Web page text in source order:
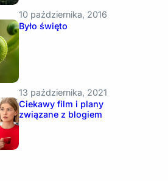
10 października, 2016
Było święto
13 października, 2021
Ciekawy film i plany
związane z blogiem